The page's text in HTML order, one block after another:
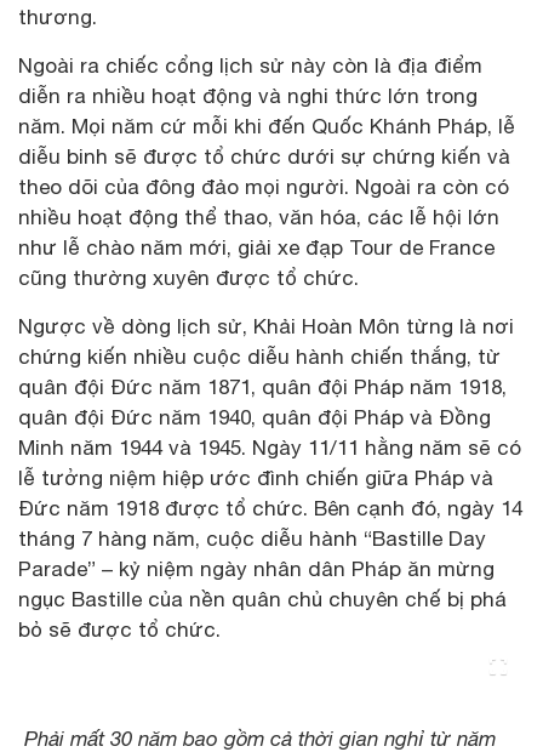
thương.
Ngoài ra chiếc cổng lịch sử này còn là địa điểm
diễn ra nhiều hoạt động và nghi thức lớn trong
năm. Mọi năm cứ mỗi khi đến Quốc Khánh Pháp, lễ
diễu binh sẽ được tổ chức dưới sự chứng kiến và
theo dõi của đông đảo mọi người. Ngoài ra còn có
nhiều hoạt động thể thao, văn hóa, các lễ hội lớn
như lễ chào năm mới, giải xe đạp Tour de France
cũng thường xuyên được tổ chức.
Ngược về dòng lịch sử, Khải Hoàn Môn từng là nơi
chứng kiến nhiều cuộc diễu hành chiến thắng, từ
quân đội Đức năm 1871, quân đội Pháp năm 1918,
quân đội Đức năm 1940, quân đội Pháp và Đồng
Minh năm 1944 và 1945. Ngày 11/11 hằng năm sẽ có
lễ tưởng niệm hiệp ước đình chiến giữa Pháp và
Đức năm 1918 được tổ chức. Bên cạnh đó, ngày 14
tháng 7 hàng năm, cuộc diễu hành “Bastille Day
Parade” – kỷ niệm ngày nhân dân Pháp ăn mừng
ngục Bastille của nền quân chủ chuyên chế bị phá
bỏ sẽ được tổ chức.
Phải mất 30 năm bao gồm cả thời gian nghỉ từ năm